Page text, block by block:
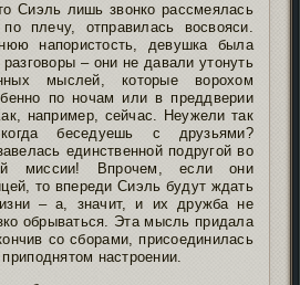
Сиэль лишь звонко рассмеялась
плечу, отправилась восвояси.
напористость, девушка была
– они не давали утонуть
мыслей, которые ворохом
по ночам или в преддверии
например, сейчас. Неужели так
беседуешь с друзьями?
единственной подругой во
миссии! Впрочем, если они
то впереди Сиэль будут ждать
– а, значит, и их дружба не
обрываться. Эта мысль придала
со сборами, присоединилась
настроении.